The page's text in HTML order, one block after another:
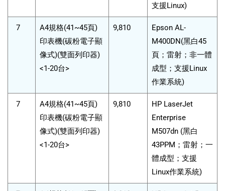
支援Linux)
7
A4規格(41~45頁)
印表機(碳粉電子顯
像式)(雙面列印器)
<1-20台>
9,810
Epson AL-
M400DN(黑白45
頁；雷射；非一體
成型；支援Linux
作業系統)
7
A4規格(41~45頁)
印表機(碳粉電子顯
像式)(雙面列印器)
<1-20台>
9,810
HP LaserJet
Enterprise
M507dn (黑白
43PPM；雷射；一
體成型；支援
Linux作業系統)